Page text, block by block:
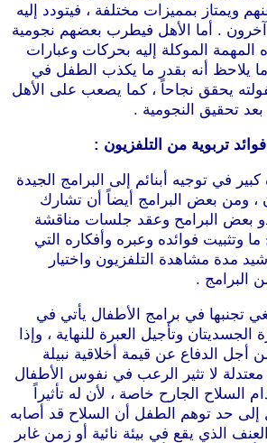
ويمتاز بمميزات مختلفة ، فيتودد إليه
. أما الأهل فيطرب بعضهم نجومية
المهمة الموكلة إليه بحركات وعبارات
يلاحظ أنه بقدر ما يكذب الطفل في
يحقق نجاحاً ، كما يصعب على الأهل
تحقيق النجومية .
تربوية من التلفزيون :
في توجيه أبنائم إلى البرامج الجيدة
، ومن بعض البرامج أيضاً أن تشارك
بعض البرامح وعقد جلسات مناقشة
وتثبيت فوائده وعبره وأفكاره التي
مدة مشاهدة التلفزيون واختيار
البرامج .
تجنبها في برامج الأطفال يأتي في
الجسديتان وتأجيل العبرة للنهاية ، وإذا
أجل الدفاع عن قيمة أخلاقية نبيلة
لا تثير الرعب في نفوس الأطفال
الجارح خاصة ، لأن له تأثيراً
حد توهم الطفل أن السلاح قد أصابه
الذي يقع في بيئة نائية أو زمن غابر